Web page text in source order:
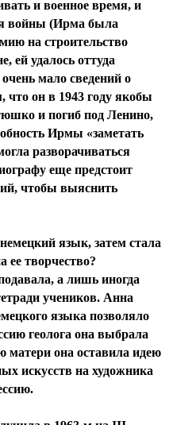
и военное время, и
войны (Ирма была
на строительство
ей удалось оттуда
мало сведений о
что он в 1943 году якобы
и погиб под Ленино,
Ирмы «заметать
разворачиваться
еще предстоит
чтобы выяснить
язык, затем стала
ее творчество?
а лишь иногда
учеников. Анна
языка позволяло
геолога она выбрала
матери она оставила идею
искусств на художника